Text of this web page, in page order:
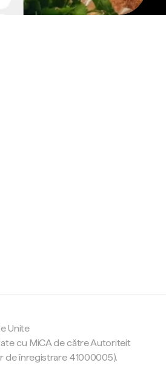
Unite
cu MiCA de către Autoriteit
de înregistrare 41000005).